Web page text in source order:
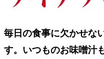
毎日の食事に欠かせな
す。いつものお味噌汁